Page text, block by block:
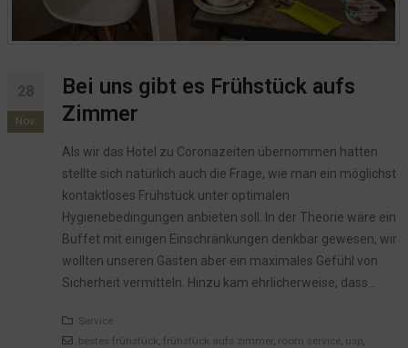
28
Nov.
Bei uns gibt es Frühstück aufs
Zimmer
Als wir das Hotel zu Coronazeiten übernommen hatten
stellte sich natürlich auch die Frage, wie man ein möglichst
kontaktloses Frühstück unter optimalen
Hygienebedingungen anbieten soll. In der Theorie wäre ein
Buffet mit einigen Einschränkungen denkbar gewesen, wir
wollten unseren Gästen aber ein maximales Gefühl von
Sicherheit vermitteln. Hinzu kam ehrlicherweise, dass...
Service
bestes frühstück frühstück aufs zimmer, room service, usp,